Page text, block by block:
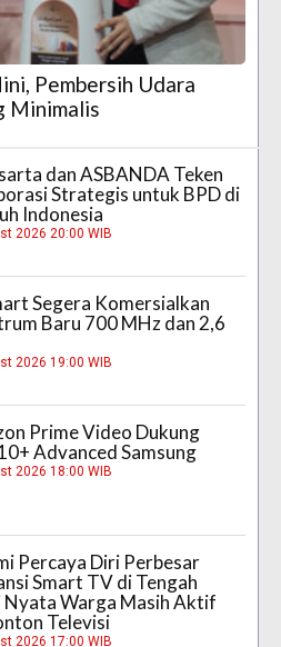
Pembersih Udara
Minimalis
dan ASBANDA Teken
Strategis untuk BPD di
Indonesia
2026 20:00 WIB
Segera Komersialkan
Baru 700 MHz dan 2,6
2026 19:00 WIB
Prime Video Dukung
Advanced Samsung
2026 18:00 WIB
Percaya Diri Perbesar
Smart TV di Tengah
Nyata Warga Masih Aktif
Televisi
2026 17:00 WIB